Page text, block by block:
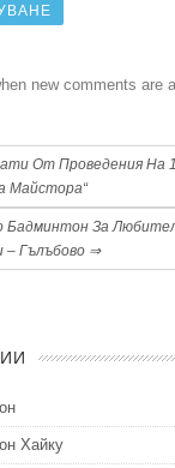
new comments are
От Проведения На
Майстора“
Бадминтон За
– Гълъбово ⇒
Хайку